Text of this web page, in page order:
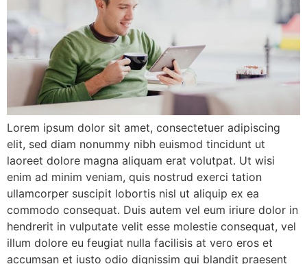
Lorem ipsum dolor sit amet, consectetuer adipiscing
elit, sed diam nonummy nibh euismod tincidunt ut
laoreet dolore magna aliquam erat volutpat. Ut wisi
enim ad minim veniam, quis nostrud exerci tation
ullamcorper suscipit lobortis nisl ut aliquip ex ea
commodo consequat. Duis autem vel eum iriure dolor in
hendrerit in vulputate velit esse molestie consequat, vel
illum dolore eu feugiat nulla facilisis at vero eros et
accumsan et iusto odio dignissim qui blandit praesent